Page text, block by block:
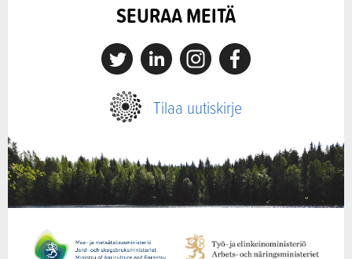
SEURAA MEITÄ
X LinkedinInstagramFacebook
Tilaa uutiskirje